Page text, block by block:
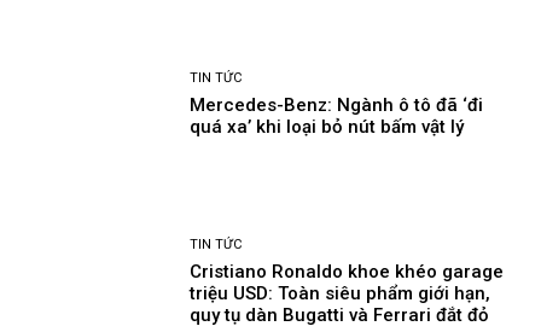
TIN TỨC
Mercedes-Benz: Ngành ô tô đã ‘đi
quá xa’ khi loại bỏ nút bấm vật lý
TIN TỨC
Cristiano Ronaldo khoe khéo garage
triệu USD: Toàn siêu phẩm giới hạn,
quy tụ dàn Bugatti và Ferrari đắt đỏ